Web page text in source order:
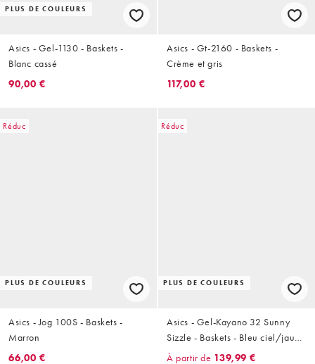
PLUS DE COULEURS
Asics - Gel-1130 - Baskets -
Blanc cassé
90,00 €
Asics - Gt-2160 - Baskets -
Crème et gris
117,00 €
Réduc
PLUS DE COULEURS
Asics - Jog 100S - Baskets -
Marron
66,00 €
Réduc
PLUS DE COULEURS
Asics - Gel-Kayano 32 Sunny
Sizzle - Baskets - Bleu ciel/jaune
citron
À partir de 139,99 €